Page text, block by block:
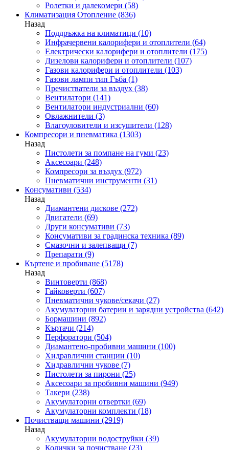
Ролетки и далекомери (58)
Климатизация Отопление (836)
Назад
Поддръжка на климатици (10)
Инфрачервени калорифери и отоплители (64)
Електрически калорифери и отоплители (175)
Дизелови калорифери и отоплители (107)
Газови калорифери и отоплители (103)
Газови лампи тип Гъба (1)
Пречистватели за въздух (38)
Вентилатори (141)
Вентилатори индустриални (60)
Овлажнители (3)
Влагоуловители и изсушители (128)
Компресори и пневматика (1303)
Назад
Пистолети за помпане на гуми (23)
Аксесоари (248)
Компресори за въздух (972)
Пневматични инструменти (31)
Консумативи (534)
Назад
Диамантени дискове (272)
Двигатели (69)
Други консумативи (73)
Консумативи за градинска техника (89)
Смазочни и залепващи (7)
Препарати (9)
Къртене и пробиване (5178)
Назад
Винтоверти (868)
Гайковерти (607)
Пневматични чукове/секачи (27)
Акумулаторни батерии и зарядни устройства (642)
Бормашини (892)
Къртачи (214)
Перфоратори (504)
Диамантено-пробивни машини (100)
Хидравлични станции (10)
Хидравлични чукове (7)
Пистолети за пирони (25)
Аксесоари за пробивни машини (949)
Такери (238)
Акумулаторни отвертки (69)
Акумулаторни комплекти (18)
Почистващи машини (2919)
Назад
Акумулаторни водоструйки (39)
Колички за почистване (23)